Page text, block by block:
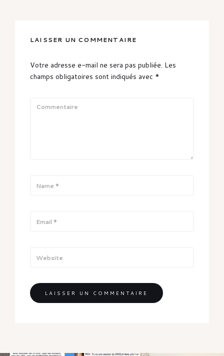
LAISSER UN COMMENTAIRE
Votre adresse e-mail ne sera pas publiée. Les
champs obligatoires sont indiqués avec *